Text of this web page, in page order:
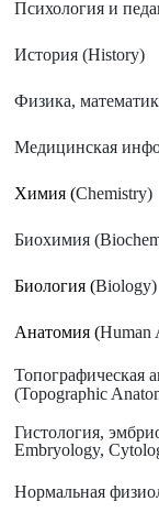
Психология и
История (History)
Физика,
Медицинская
Химия (Chemistry)
Биохимия (
Биология (Biology)
Анатомия (Human
Топографическая
(Topographic
Гистология,
Embryology,
Нормальная